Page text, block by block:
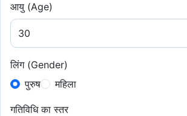
आयु (Age)
लिंग (Gender)
पुरुष
महिला
गतिविधि का स्तर